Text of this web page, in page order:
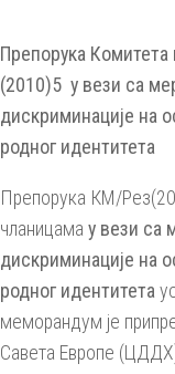
Препорука
(2010)5 у вези са
дискриминације на
родног идентитета
Препорука КМ/
чланицама у вези са
дискриминације на
родног идентитета
меморандум је
Савета Европе